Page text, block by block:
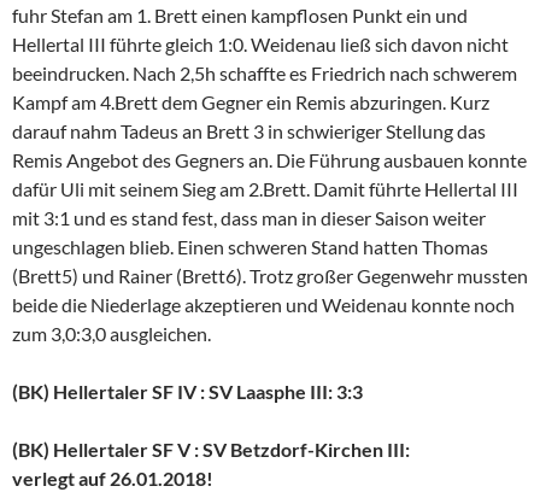
fuhr Stefan am 1. Brett einen kampflosen Punkt ein und
Hellertal III führte gleich 1:0. Weidenau ließ sich davon nicht
beeindrucken. Nach 2,5h schaffte es Friedrich nach schwerem
Kampf am 4.Brett dem Gegner ein Remis abzuringen. Kurz
darauf nahm Tadeus an Brett 3 in schwieriger Stellung das
Remis Angebot des Gegners an. Die Führung ausbauen konnte
dafür Uli mit seinem Sieg am 2.Brett. Damit führte Hellertal III
mit 3:1 und es stand fest, dass man in dieser Saison weiter
ungeschlagen blieb. Einen schweren Stand hatten Thomas
(Brett5) und Rainer (Brett6). Trotz großer Gegenwehr mussten
beide die Niederlage akzeptieren und Weidenau konnte noch
zum 3,0:3,0 ausgleichen.
(BK) Hellertaler SF IV : SV Laasphe III: 3:3
(BK) Hellertaler SF V : SV Betzdorf-Kirchen III:
verlegt auf 26.01.2018!